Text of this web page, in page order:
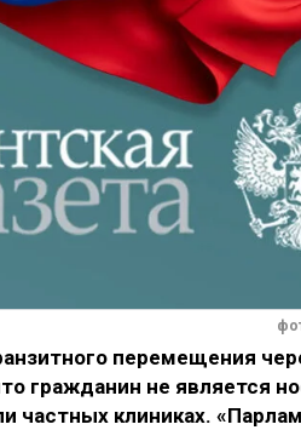
перемещения
гражданин не является
клиниках.